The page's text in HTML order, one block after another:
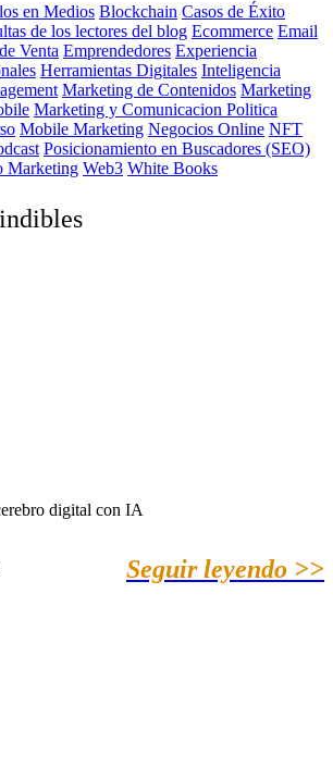
en Medios Blockchain Casos de Éxito
de los lectores del blog Ecommerce Email
Venta Emprendedores Experiencia
Herramientas Digitales Inteligencia
Marketing de Contenidos Marketing
Marketing y Comunicacion Politica
Mobile Marketing Negocios Online NFT
Posicionamiento en Buscadores (SEO)
Marketing Web3 White Books
digital con IA
Seguir leyendo >>